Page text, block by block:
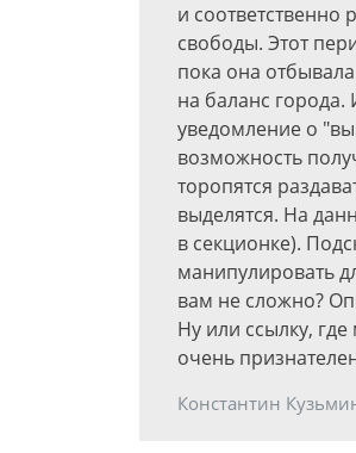
и
свободы. Этот
пока она
на баланс города.
уведомление о
возможность
торопятся
выделятся. На
в секционке).
манипулировать
вам не сложно?
Ну или ссылку,
очень
Константин